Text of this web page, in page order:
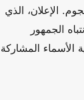
الإعلان، الذي
الجمهور
الأسماء المشاركة